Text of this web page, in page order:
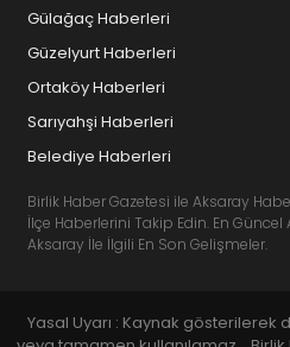
Gülağaç Haberleri
Güzelyurt Haberleri
Ortaköy Haberleri
Sarıyahşi Haberleri
Belediye Haberleri
Birlik Haber Gazetesi ile Aksaray
İlçe Haberlerini Takip Edin. En
Aksaray İle İlgili En Son Gelişmeler.
Yasal Uyarı : Kaynak